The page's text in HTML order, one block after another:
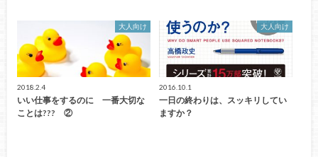
大人向け
2018.2.4
いい仕事をするのに 一番大切な
ことは??? ②
大人向け
2016.10.1
一日の終わりは、スッキリしてい
ますか？